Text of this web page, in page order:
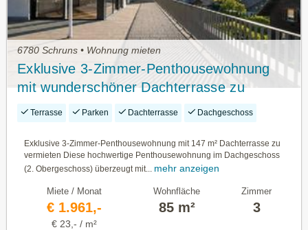
6780 Schruns • Wohnung mieten
Exklusive 3-Zimmer-Penthousewohnung
mit wunderschöner Dachterrasse zu
vermieten
Terrasse Parken Dachterrasse Dachgeschoss
Exklusive 3-Zimmer-Penthousewohnung mit 147 m² Dachterrasse zu
vermieten Diese hochwertige Penthousewohnung im Dachgeschoss
(2. Obergeschoss) überzeugt mit...
mehr anzeigen
Miete / Monat
€ 1.961,-
€ 23,- / m²
Wohnfläche
85 m²
Zimmer
3